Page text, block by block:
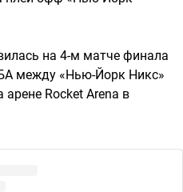
на 4-м матче финала
между «Нью-Йорк Никс»
Rocket Arena в